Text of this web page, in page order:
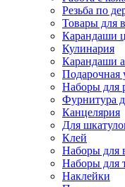
Резьба по
Товары для
Карандаши
Кулинария
Карандаши
Подарочная
Наборы для
Фурнитура
Канцелярия
Для
Клей
Наборы для
Наборы для
Наклейки